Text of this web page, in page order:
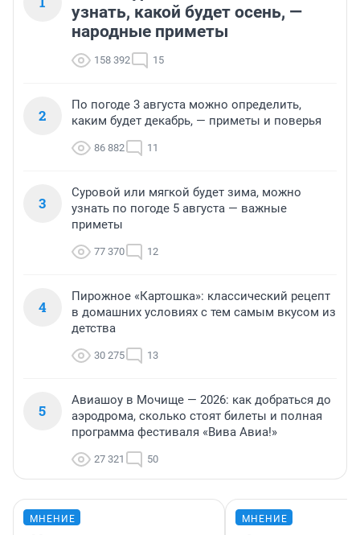
узнать, какой будет осень, —
народные приметы
158 392 15
2
По погоде 3 августа можно определить,
каким будет декабрь, — приметы и поверья
86 882 11
3
Суровой или мягкой будет зима, можно
узнать по погоде 5 августа — важные
приметы
77 370 12
4
Пирожное «Картошка»: классический рецепт
в домашних условиях с тем самым вкусом из
детства
30 275 13
5
Авиашоу в Мочище — 2026: как добраться до
аэродрома, сколько стоят билеты и полная
программа фестиваля «Вива Авиа!»
27 321 50
МНЕНИЕ МНЕНИЕ